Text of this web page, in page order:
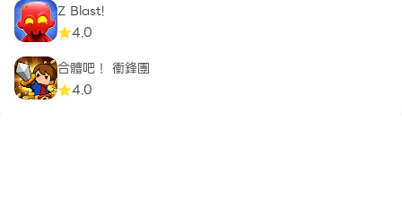
Z Blast!
4.0
合體吧！ 衝鋒團
4.0